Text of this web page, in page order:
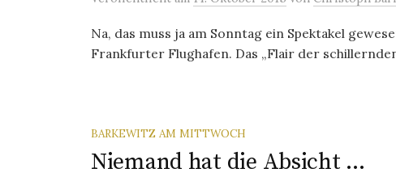
Na, das muss ja am Sonntag ein Spektakel
Frankfurter Flughafen. Das „Flair der
BARKEWITZ AM MITTWOCH
Niemand hat die Absicht …